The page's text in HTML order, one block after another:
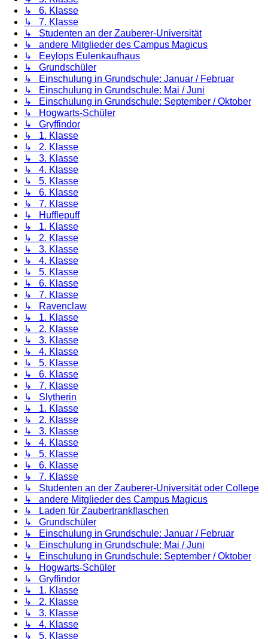
↳ 6. Klasse
↳ 7. Klasse
↳ Studenten an der Zauberer-Universität
↳ andere Mitglieder des Campus Magicus
↳ Eeylops Eulenkaufhaus
↳ Grundschüler
↳ Einschulung in Grundschule: Januar / Februar
↳ Einschulung in Grundschule: Mai / Juni
↳ Einschulung in Grundschule: September / Oktober
↳ Hogwarts-Schüler
↳ Gryffindor
↳ 1. Klasse
↳ 2. Klasse
↳ 3. Klasse
↳ 4. Klasse
↳ 5. Klasse
↳ 6. Klasse
↳ 7. Klasse
↳ Hufflepuff
↳ 1. Klasse
↳ 2. Klasse
↳ 3. Klasse
↳ 4. Klasse
↳ 5. Klasse
↳ 6. Klasse
↳ 7. Klasse
↳ Ravenclaw
↳ 1. Klasse
↳ 2. Klasse
↳ 3. Klasse
↳ 4. Klasse
↳ 5. Klasse
↳ 6. Klasse
↳ 7. Klasse
↳ Slytherin
↳ 1. Klasse
↳ 2. Klasse
↳ 3. Klasse
↳ 4. Klasse
↳ 5. Klasse
↳ 6. Klasse
↳ 7. Klasse
↳ Studenten an der Zauberer-Universität oder College
↳ andere Mitglieder des Campus Magicus
↳ Laden für Zaubertrankflaschen
↳ Grundschüler
↳ Einschulung in Grundschule: Januar / Februar
↳ Einschulung in Grundschule: Mai / Juni
↳ Einschulung in Grundschule: September / Oktober
↳ Hogwarts-Schüler
↳ Gryffindor
↳ 1. Klasse
↳ 2. Klasse
↳ 3. Klasse
↳ 4. Klasse
↳ 5. Klasse